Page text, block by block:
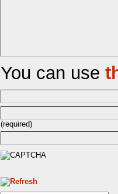
You can use
(required)